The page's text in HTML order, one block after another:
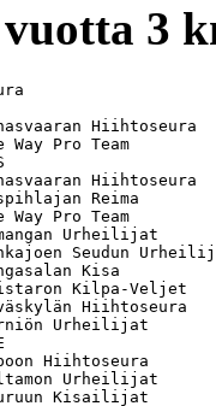
3
Hiihtoseura
Way Pro Team
Hiihtoseura
Reima
Way Pro Team
Urheilijat
Seudun
Kisa
Kilpa-
Hiihtoseura
Urheilijat
Hiihtoseura
Urheilijat
Kisailijat